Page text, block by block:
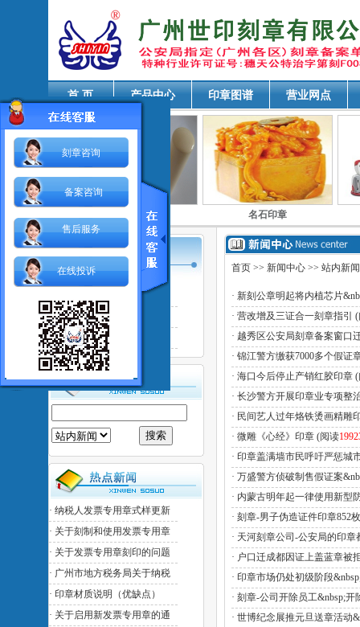
首 页 产品中心 印章图谱 营业网点
象牙印章 名石印章
企业新闻
印章法规
· 纳税人发票专用章式样更新
· 关于刻制和使用发票专用章
· 关于发票专用章刻印的问题
· 广州市地方税务局关于纳税
· 印章材质说明（优缺点）
· 关于启用新发票专用章的通
首页 >> 新闻中心 >> 站内新闻
· 新刻公章明起将内植芯片
· 营改增及三证合一刻章指引 (
· 越秀区公安局刻章备案窗口
· 锦江警方缴获7000多个假证
· 海口今后停止产销红胶印章 (
· 长沙警方开展印章业专项整
· 民间艺人过年烙铁烫画精雕
· 微雕《心经》印章 (阅读
· 印章盖满墙市民呼吁严惩城
· 万盛警方侦破制售假证案
· 内蒙古明年起一律使用新型
· 刻章-男子伪造证件印章852
· 天河刻章公司-公安局的印
· 户口迁成都因证上盖蓝章被
· 印章市场仍处初级阶段
· 刻章-公司开除员工&nbsp;
· 世博纪念展推元旦送章活动
刻章咨询
备案咨询
售后服务
在线投诉